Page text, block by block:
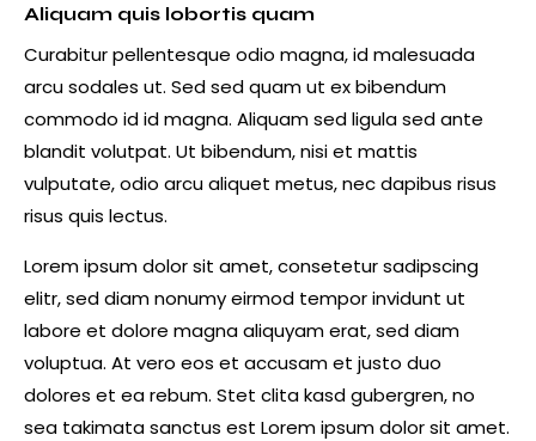
Aliquam quis lobortis quam
Curabitur pellentesque odio magna, id malesuada
arcu sodales ut. Sed sed quam ut ex bibendum
commodo id id magna. Aliquam sed ligula sed ante
blandit volutpat. Ut bibendum, nisi et mattis
vulputate, odio arcu aliquet metus, nec dapibus risus
risus quis lectus.
Lorem ipsum dolor sit amet, consetetur sadipscing
elitr, sed diam nonumy eirmod tempor invidunt ut
labore et dolore magna aliquyam erat, sed diam
voluptua. At vero eos et accusam et justo duo
dolores et ea rebum. Stet clita kasd gubergren, no
sea takimata sanctus est Lorem ipsum dolor sit amet.